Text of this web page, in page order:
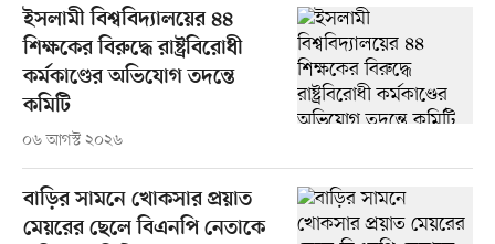
ইসলামী বিশ্ববিদ্যালয়ের ৪৪
শিক্ষকের বিরুদ্ধে রাষ্ট্রবিরোধী
কর্মকাণ্ডের অভিযোগ তদন্তে
কমিটি
০৬ আগস্ট ২০২৬
বাড়ির সামনে খোকসার প্রয়াত
মেয়রের ছেলে বিএনপি নেতাকে